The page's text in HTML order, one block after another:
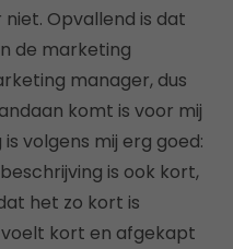
Opvallend is dat
de marketing
manager, dus
komt is voor mij
volgens mij erg goed:
is ook kort,
het zo kort is
kort en afgekapt